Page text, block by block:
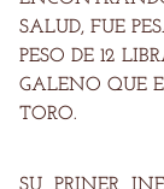
SALUD, FUE
PESO DE 12
GALENO QUE
TORO.
SU PRINER